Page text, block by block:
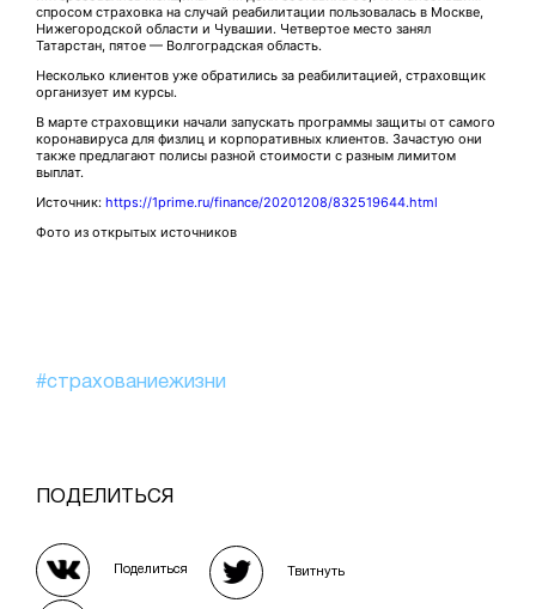
спросом страховка на случай реабилитации пользовалась в Москве,
Нижегородской области и Чувашии. Четвертое место занял
Татарстан, пятое — Волгоградская область.
Несколько клиентов уже обратились за реабилитацией, страховщик
организует им курсы.
В марте страховщики начали запускать программы защиты от самого
коронавируса для физлиц и корпоративных клиентов. Зачастую они
также предлагают полисы разной стоимости с разным лимитом
выплат.
Источник: https://1prime.ru/finance/20201208/832519644.html
Фото из открытых источников
#страхованиежизни
ПОДЕЛИТЬСЯ
Поделиться Твитнуть